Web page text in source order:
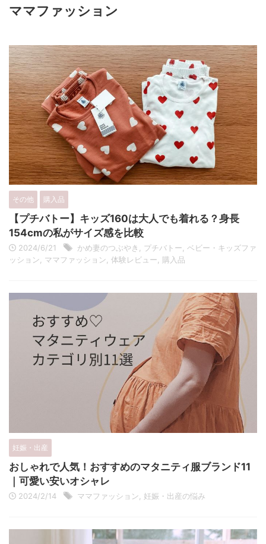
ママファッション
その他 購入品
【プチバトー】キッズ160は大人でも着れる？身長
154cmの私がサイズ感を比較
2024/6/21 かめ妻のつぶやき , プチバトー, ベビー・キッズファ
ッション, ママファッション, 体験レビュー, 購入品
妊娠・出産
おしゃれで人気！おすすめのマタニティ服ブランド11
｜可愛い安いオシャレ
2024/2/14 ママファッション 妊娠・出産の悩み